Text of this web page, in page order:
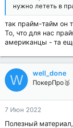
нужно лететь в
так прайм-тайм он
То, что для нас
американцы - та
W well_done
ПокерПро🥈
7 Июн 2022
Полезный